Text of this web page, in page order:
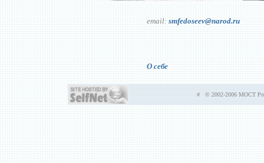
email: smfedoseev@narod.ru
О себе
# © 2002-2006 MOCT